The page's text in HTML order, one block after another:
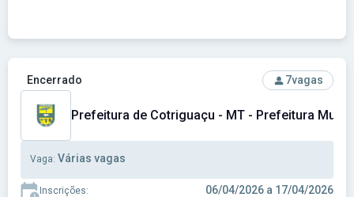
Ver concurso: Prefeitura de Cotriguaçu - MT - Prefeitura
Encerrado 7vagas
Prefeitura de Cotriguaçu - MT - Prefeitura
Vaga: Várias vagas
Inscrições: 06/04/2026 a 17/04/2026